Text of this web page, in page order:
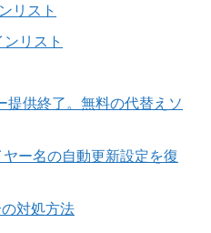
リスト
リスト
提供終了。無料の代替えソ
ー名の自動更新設定を復
対処方法